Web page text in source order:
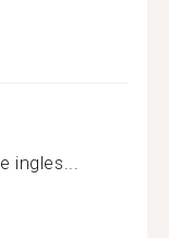
ingles...